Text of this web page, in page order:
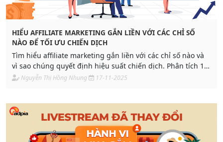
HIỂU AFFILIATE MARKETING GẮN LIỀN VỚI CÁC CHỈ SỐ
NÀO ĐỂ TỐI ƯU CHIẾN DỊCH
Tìm hiểu affiliate marketing gắn liền với các chỉ số nào và
vì sao chúng quyết định hiệu suất chiến dịch. Phân tích 10
chỉ số quan trọng giúp bạn tối ưu tăng trưởng.
Nguyễn Thị Hồng Nhung 17-11-2025